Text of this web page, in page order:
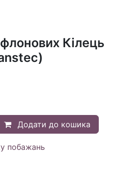
Кілець
Додати до кошика
побажань